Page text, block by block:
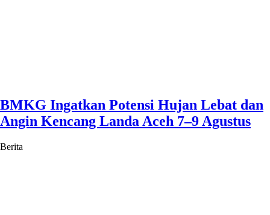
BMKG Ingatkan Potensi Hujan Lebat dan
Angin Kencang Landa Aceh 7–9 Agustus
Berita